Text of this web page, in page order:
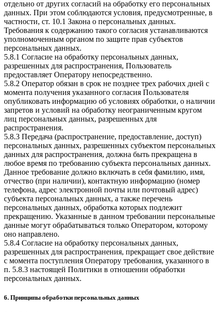
отдельно от других согласий на обработку его персональных
данных. При этом соблюдаются условия, предусмотренные, в
частности, ст. 10.1 Закона о персональных данных.
Требования к содержанию такого согласия устанавливаются
уполномоченным органом по защите прав субъектов
персональных данных.
5.8.1 Согласие на обработку персональных данных,
разрешенных для распространения, Пользователь
предоставляет Оператору непосредственно.
5.8.2 Оператор обязан в срок не позднее трех рабочих дней с
момента получения указанного согласия Пользователя
опубликовать информацию об условиях обработки, о наличии
запретов и условий на обработку неограниченным кругом
лиц персональных данных, разрешенных для
распространения.
5.8.3 Передача (распространение, предоставление, доступ)
персональных данных, разрешенных субъектом персональных
данных для распространения, должна быть прекращена в
любое время по требованию субъекта персональных данных.
Данное требование должно включать в себя фамилию, имя,
отчество (при наличии), контактную информацию (номер
телефона, адрес электронной почты или почтовый адрес)
субъекта персональных данных, а также перечень
персональных данных, обработка которых подлежит
прекращению. Указанные в данном требовании персональные
данные могут обрабатываться только Оператором, которому
оно направлено.
5.8.4 Согласие на обработку персональных данных,
разрешенных для распространения, прекращает свое действие
с момента поступления Оператору требования, указанного в
п. 5.8.3 настоящей Политики в отношении обработки
персональных данных.
6. Принципы обработки персональных данных